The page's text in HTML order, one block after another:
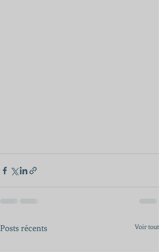
Posts récents Voir tout